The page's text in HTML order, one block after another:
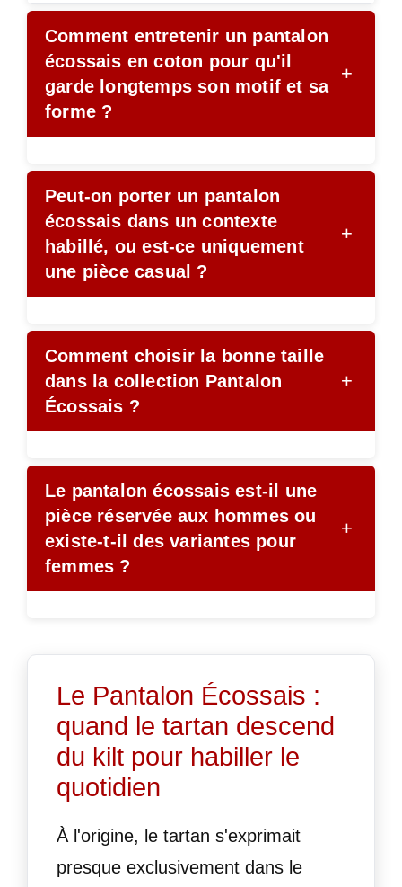
Comment entretenir un pantalon
écossais en coton pour qu'il
garde longtemps son motif et sa
forme ?
+
Peut-on porter un pantalon
écossais dans un contexte
habillé, ou est-ce uniquement
une pièce casual ?
+
Comment choisir la bonne taille
dans la collection Pantalon
Écossais ?
+
Le pantalon écossais est-il une
pièce réservée aux hommes ou
existe-t-il des variantes pour
femmes ?
+
Le Pantalon Écossais :
quand le tartan descend
du kilt pour habiller le
quotidien
À l'origine, le tartan s'exprimait
presque exclusivement dans le